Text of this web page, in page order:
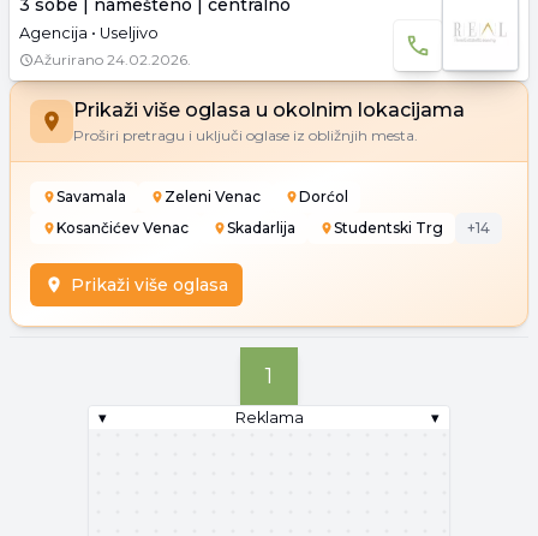
3 sobe | namešteno | centralno
Agencija • Useljivo
Ažurirano 24.02.2026.
Prikaži više oglasa u okolnim lokacijama
Proširi pretragu i uključi oglase iz obližnjih mesta.
Savamala Zeleni Venac
Dorćol
Kosančićev Venac
Skadarlija Studentski Trg +14
Prikaži više oglasa
1
▾ Reklama ▾